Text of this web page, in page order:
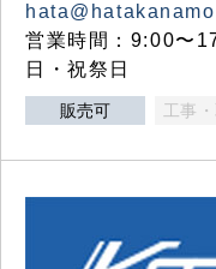
営業時間：9:00〜
日・祝祭日
販売可 工事